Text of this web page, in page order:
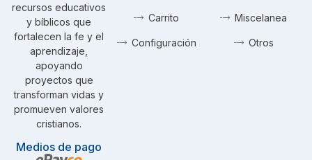
recursos educativos
y bíblicos que
fortalecen la fe y el
aprendizaje,
apoyando
proyectos que
transforman vidas y
promueven valores
cristianos.
Medios de pago
Carrito
Configuración
Miscelanea
Otros